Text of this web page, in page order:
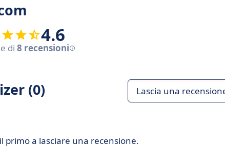
4.6
di 8 recensioni
(0) Lascia una
primo a lasciare una recensione.